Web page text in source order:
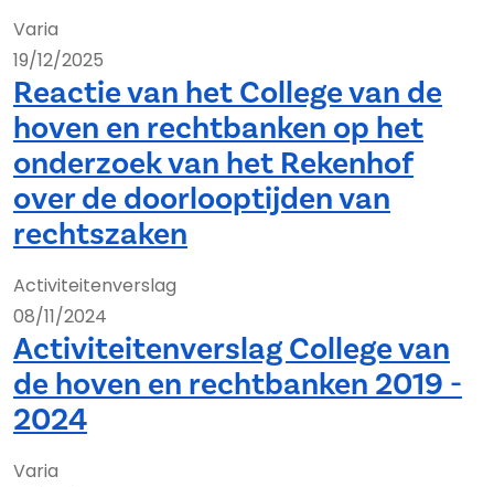
Varia
19/12/2025
Reactie van het College van de
hoven en rechtbanken op het
onderzoek van het Rekenhof
over de doorlooptijden van
rechtszaken
Activiteitenverslag
08/11/2024
Activiteitenverslag College van
de hoven en rechtbanken 2019 -
2024
Varia